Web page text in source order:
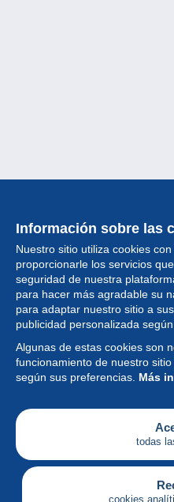
Información sobre las
Nuestro sitio utiliza cookies
proporcionarle los servicios
seguridad de nuestra
para hacer más agradable su
para adaptar nuestro sitio a
publicidad personalizada
Algunas de estas cookies son
funcionamiento de nuestro
según sus preferencias. Más
todas
cookies
Colección
Noticias
Funcionalidad
Empresa
Servicios
Escribir